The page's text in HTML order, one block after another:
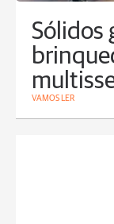
Sólidos
VAMOS LER